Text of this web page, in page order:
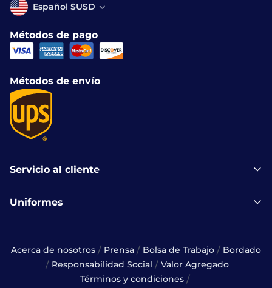
Español $USD
Métodos de pago
Métodos de envío
Servicio al cliente
Uniformes
Acerca de nosotros / Prensa / Bolsa de Trabajo / Bordado
/ Responsabilidad Social / Valor Agregado
Términos y condiciones /